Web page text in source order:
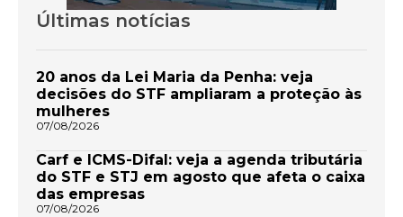
Últimas notícias
20 anos da Lei Maria da Penha: veja
decisões do STF ampliaram a proteção às
mulheres
07/08/2026
Carf e ICMS-Difal: veja a agenda tributária
do STF e STJ em agosto que afeta o caixa
das empresas
07/08/2026